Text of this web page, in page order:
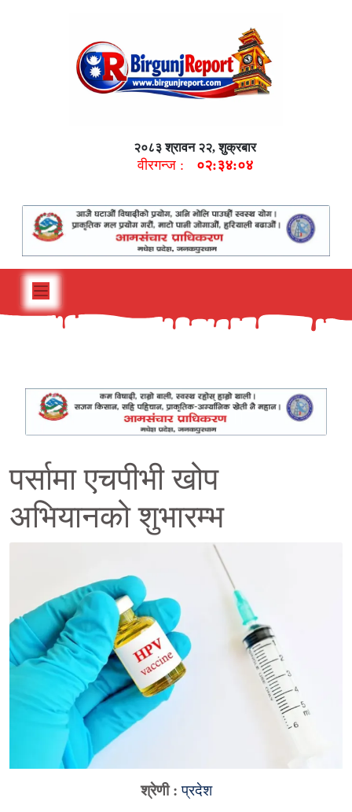
२०८३ श्रावन २२, शुक्रबार
वीरगन्ज : ०२:३४:०५
पर्सामा एचपीभी खोप
अभियानको शुभारम्भ
श्रेणी :प्रदेश